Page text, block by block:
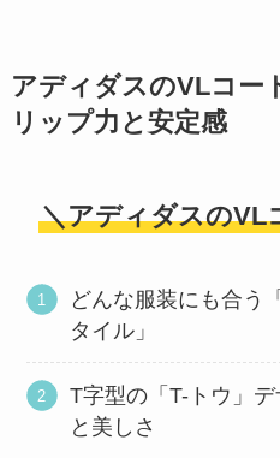
アディダスのVLコー
リップ力と安定感
＼アディダスのVL
どんな服装にも合う
タイル」
T字型の「T-トウ」
と美しさ